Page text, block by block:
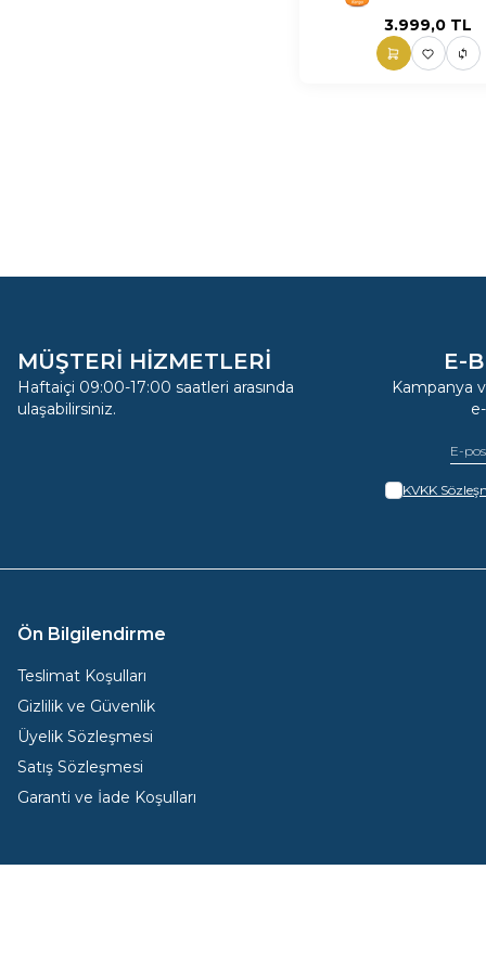
3.999,0 TL
MÜŞTERİ HİZMETLERİ
Haftaiçi 09:00-17:00 saatleri arasında
ulaşabilirsiniz.
E-
Kampanya
KVKK
Ön Bilgilendirme
Teslimat Koşulları
Gizlilik ve Güvenlik
Üyelik Sözleşmesi
Satış Sözleşmesi
Garanti ve İade Koşulları